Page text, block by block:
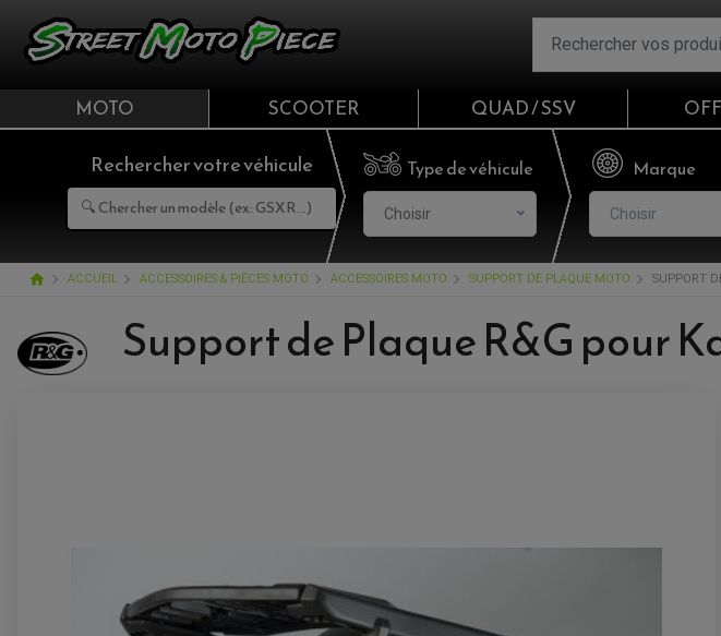
MOTO SCOOTER QUAD / SSV
Rechercher votre véhicule Type de véhicule
Choisir
Marque
Choisir
home ACCUEIL ACCESSOIRES & PIÈCES MOTO ACCESSOIRES MOTO SUPPORT DE PLAQUE MOTO SUPPORT
Support de Plaque R&G pour